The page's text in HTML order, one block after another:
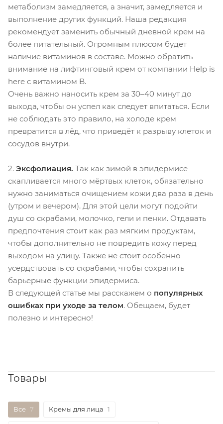
метаболизм замедляется, а значит, замедляется и
выполнение других функций. Наша редакция
рекомендует заменить обычный дневной крем на
более питательный. Огромным плюсом будет
наличие витаминов в составе. Можно обратить
внимание на лифтинговый крем от компании Help is
here с витамином B.
Очень важно наносить крем за 30–40 минут до
выхода, чтобы он успел как следует впитаться. Если
не соблюдать это правило, на холоде крем
превратится в лёд, что приведёт к разрыву клеток и
сосудов внутри.
2. Эксфолиация. Так как зимой в эпидермисе
скапливается много мёртвых клеток, обязательно
нужно заниматься очищением кожи два раза в день
(утром и вечером). Для этой цели могут подойти
душ со скрабами, молочко, гели и пенки. Отдавать
предпочтения стоит как раз мягким продуктам,
чтобы дополнительно не повредить кожу перед
выходом на улицу. Также не стоит особенно
усердствовать со скрабами, чтобы сохранить
барьерные функции эпидермиса.
В следующей статье мы расскажем о популярных
ошибках при уходе за телом. Обещаем, будет
полезно и интересно!
Товары
Все 7 Кремы для лица 1